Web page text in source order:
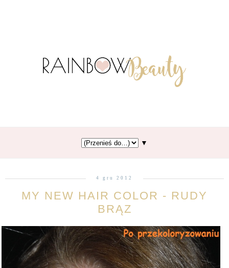
▼
4 gru 2012
MY NEW HAIR COLOR - RUDY
BRĄZ